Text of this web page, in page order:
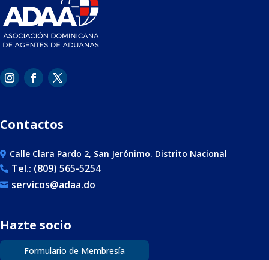
Contactos
 Calle Clara Pardo 2, San Jerónimo. Distrito Nacional
 Tel.: (809) 565-5254
 servicos@adaa.do
Hazte socio
Formulario de Membresía